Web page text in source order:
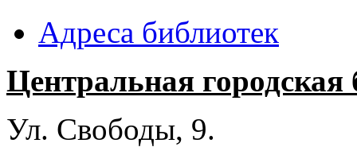
Адреса библиотек
Центральная
Ул. Свободы, 9.